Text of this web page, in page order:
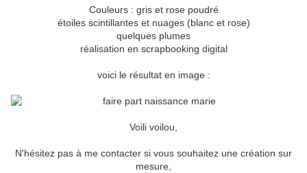
Couleurs : gris et rose poudré
étoiles scintillantes et nuages (blanc et rose)
quelques plumes
réalisation en scrapbooking digital
voici le résultat en image :
Voili voilou,
N'hésitez pas à me contacter si vous souhaitez une création sur
mesure,